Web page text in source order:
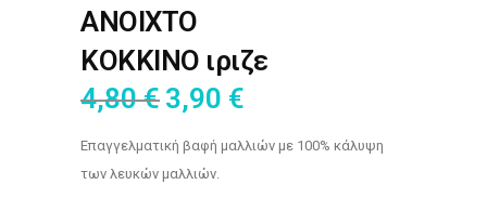
ΑΝΟΙΧΤΟ
ΚΟΚΚΙΝΟ ιριζε
4,80€ 3,90 €
Επαγγελματική βαφή μαλλιών με 100% κάλυψη
των λευκών μαλλιών.